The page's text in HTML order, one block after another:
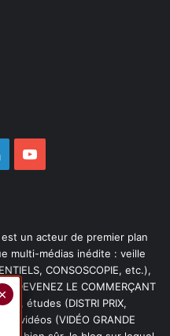
YouTube
un acteur de premier plan
multi-médias inédite : veille
CONSOSCOPIE, etc.),
DEVENEZ LE COMMERÇANT
études (DISTRI PRIX,
vidéos (VIDÉO GRANDE